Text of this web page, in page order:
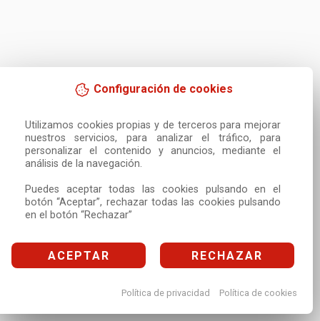
Configuración de cookies
Utilizamos cookies propias y de terceros para mejorar
nuestros servicios, para analizar el tráfico, para
personalizar el contenido y anuncios, mediante el
análisis de la navegación.
Puedes aceptar todas las cookies pulsando en el
botón “Aceptar”, rechazar todas las cookies pulsando
en el botón “Rechazar”
ACEPTAR RECHAZAR
Política de privacidad Política de cookies